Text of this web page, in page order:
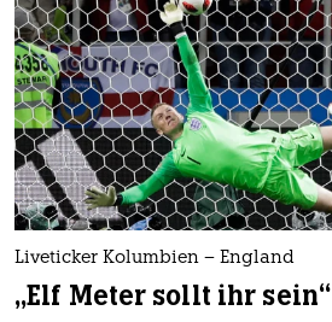
Liveticker Kolumbien – England
„Elf Meter sollt ihr sein“